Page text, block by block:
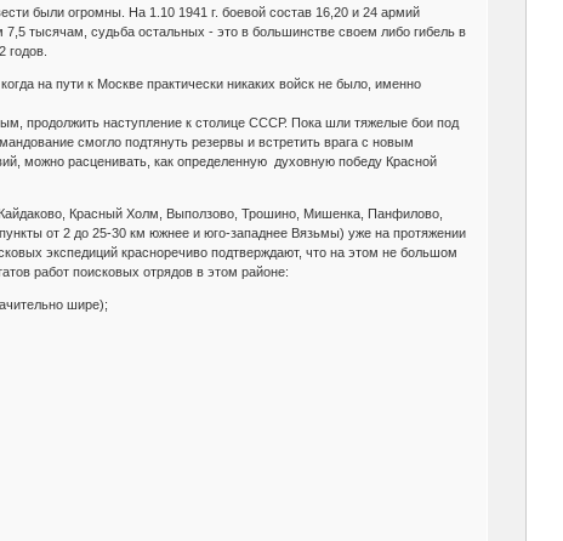
были огромны. На 1.10 1941 г. боевой состав 16,20 и 24 армий
тысячам, судьба остальных - это в большинстве своем либо гибель в
годов.
на пути к Москве практически никаких войск не было, именно
продолжить наступление к столице СССР. Пока шли тяжелые бои под
смогло подтянуть резервы и встретить врага с новым
можно расценивать, как определенную духовную победу Красной
Красный Холм, Выползово, Трошино, Мишенка, Панфилово,
от 2 до 25-30 км южнее и юго-западнее Вязьмы) уже на протяжении
экспедиций красноречиво подтверждают, что на этом не большом
работ поисковых отрядов в этом районе:
шире);